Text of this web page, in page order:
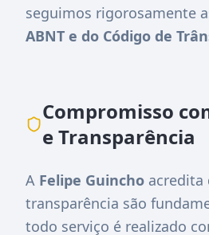
seguimos rigorosamente
ABNT e do Código de
Compromisso
e Transparência
A Felipe Guincho acredita
transparência são
todo serviço é realizado